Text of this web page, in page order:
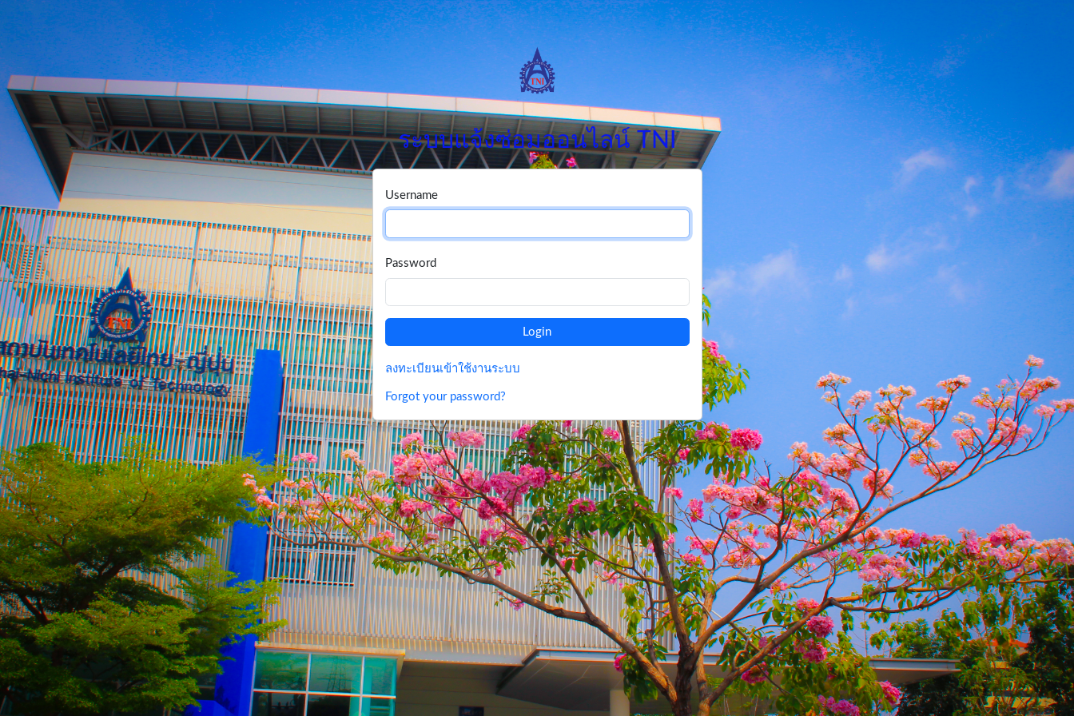
ระบบแจ้งซ่อมออนไลน์ TNI
Username
Password
Login
ลงทะเบียนเข้าใช้งานระบบ
Forgot your password?